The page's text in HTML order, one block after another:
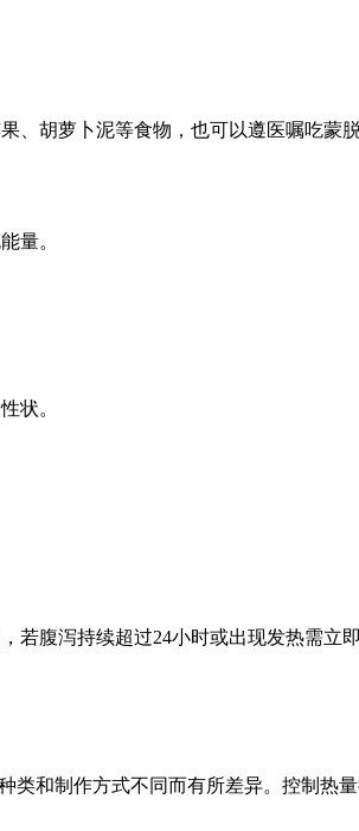
、胡萝卜泥等食物，也可以遵医嘱吃
量。
状。
若腹泻持续超过24小时或出现发热需立即
类和制作方式不同而有所差异。控制